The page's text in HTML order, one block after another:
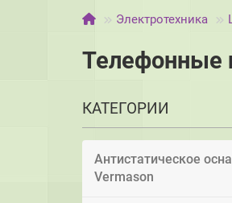
Электротехника
Телефонные
КАТЕГОРИИ
Антистатическое
Vermason